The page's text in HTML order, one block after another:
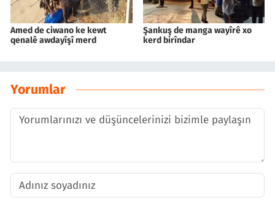
Amed de ciwano ke kewt
qenalê awdayîşî merd
Şankuş de manga wayîrê xo
kerd birîndar
Yorumlar